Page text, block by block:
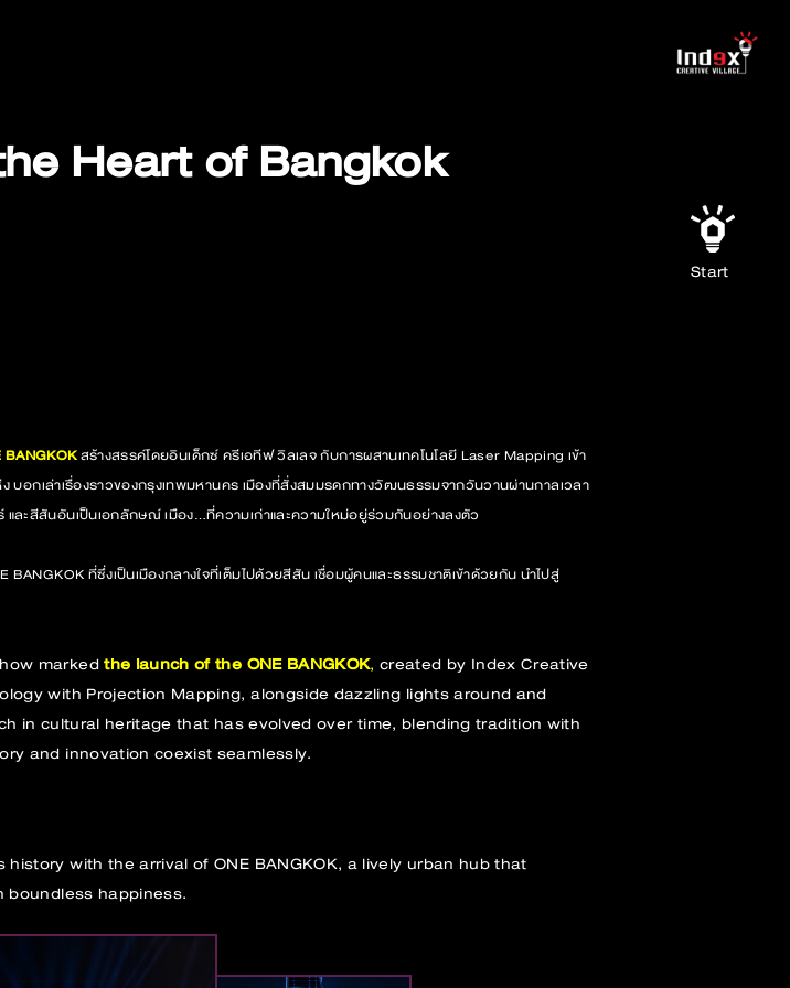
Heart of Bangkok
Start
BANGKOKสร้างสรรค์โดยอินเด็กซ์ ครีเอทีฟ วิลเลจ กับการผสานเทคโนโลยี Laser Mapping เข้า
อกเล่าเรื่องราวของกรุงเทพมหานคร เมืองที่สั่งสมมรดกทางวัฒนธรรมจากวันวานผ่านกาลเวลา
ะสีสันอันเป็นเอกลักษณ์ เมือง…ที่ความเก่าและความใหม่อยู่ร่วมกันอย่างลงตัว
ที่ซึ่งเป็นเมืองกลางใจที่เต็มไปด้วยสีสัน เชื่อมผู้คนและธรรมชาติเข้าด้วยกัน นำไปสู่
markedthe launch of the ONE BANGKOK, created by Index Creative
with Projection Mapping, alongside dazzling lights around and
in cultural heritage that has evolved over time, blending tradition with
and innovation coexist seamlessly.
with the arrival of ONE BANGKOK, a lively urban hub that
happiness.